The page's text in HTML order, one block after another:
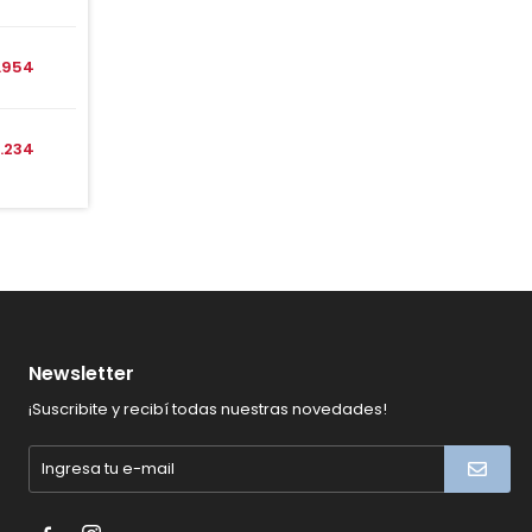
Newsletter
¡Suscribite y recibí todas nuestras novedades!